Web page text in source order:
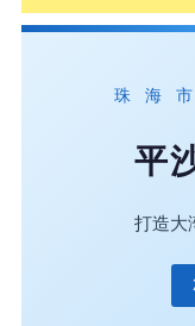
珠 海
平
打造大